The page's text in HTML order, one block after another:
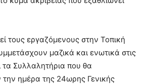
τους εργαζόμενους στην Τοπική
μαζικά και ενωτικά στις
τα Συλλαλητήρια που θα
ημέρα της 24ωρης Γενικής